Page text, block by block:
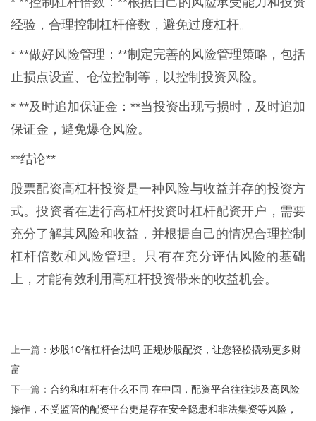
经验，合理控制杠杆倍数，避免过度杠杆。
* **做好风险管理：**制定完善的风险管理策略，包括
止损点设置、仓位控制等，以控制投资风险。
* **及时追加保证金：**当投资出现亏损时，及时追加
保证金，避免爆仓风险。
**结论**
股票配资高杠杆投资是一种风险与收益并存的投资方
式。投资者在进行高杠杆投资时杠杆配资开户，需要
充分了解其风险和收益，并根据自己的情况合理控制
杠杆倍数和风险管理。只有在充分评估风险的基础
上，才能有效利用高杠杆投资带来的收益机会。
上一篇： 炒股10倍杠杆合法吗 正规炒股配资，让您轻松撬动更多财
富
下一篇： 合约和杠杆有什么不同 在中国，配资平台往往涉及高风险
操作，不受监管的配资平台更是存在安全隐患和非法集资等风险，